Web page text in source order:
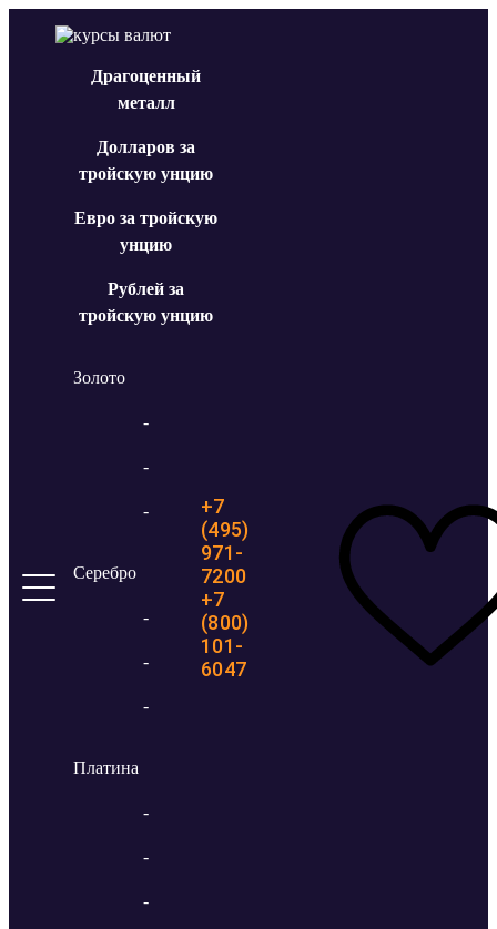
Драгоценный
металл
Долларов за
тройскую унцию
Евро за тройскую
унцию
Рублей за
тройскую унцию
Золото
-
-
-
Серебро
-
-
-
Платина
-
-
-
+7
(495)
971-
7200
+7
(800)
101-
6047